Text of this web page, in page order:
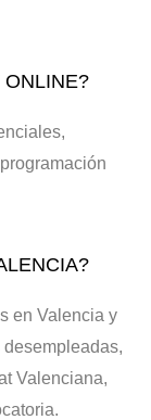
ONLINE?
en Valencia y
Valenciana,